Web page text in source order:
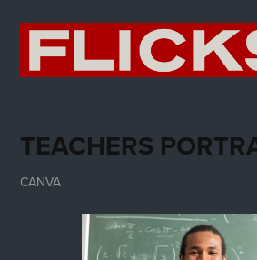
TEACHERS
CANVA